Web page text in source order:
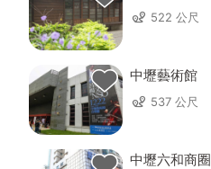
522 公尺
中壢藝術館
537 公尺
中壢六和商圈